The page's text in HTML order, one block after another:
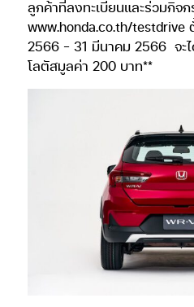
ลูกค้าที่ลงทะเบียนและร่วมกิจ
www.honda.co.th/
2566 – 31 มีนาคม 2566 จะ
โลตัสมูลค่า 200 บาท**